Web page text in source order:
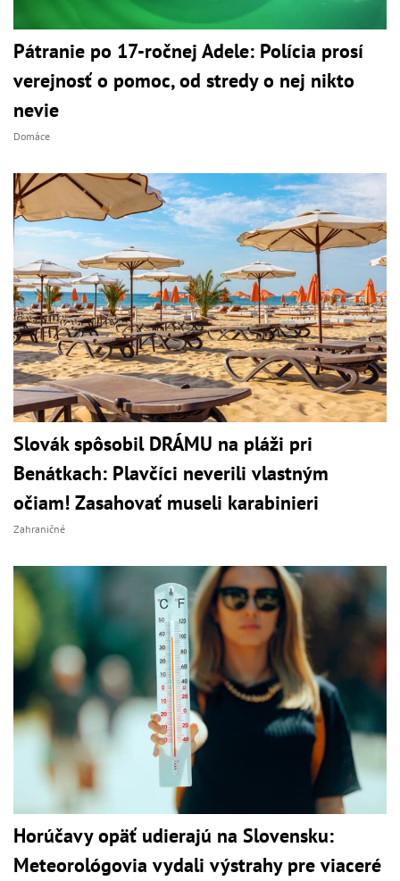
Pátranie po 17-ročnej Adele: Polícia prosí
verejnosť o pomoc, od stredy o nej nikto
nevie
Domáce
Slovák spôsobil DRÁMU na pláži pri
Benátkach: Plavčíci neverili vlastným
očiam! Zasahovať museli karabinieri
Zahraničné
Horúčavy opäť udierajú na Slovensku:
Meteorológovia vydali výstrahy pre viaceré